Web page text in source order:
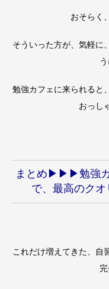
おそらく
そういった方が、気軽に
勉強カフェに来られると
おっし
まとめ▶︎▶︎▶︎勉強カ
で、最高のクオ
これだけ増えてきた、自